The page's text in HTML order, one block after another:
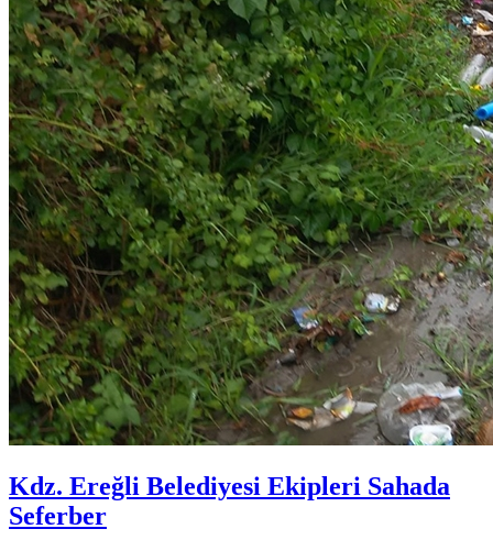
Kdz. Ereğli Belediyesi Ekipleri Sahada
Seferber